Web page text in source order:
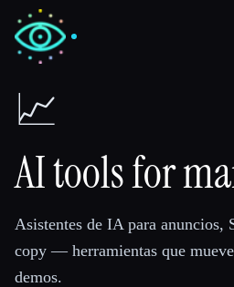
✍️
💻
🎓 Estudiantes
📈
AI tools for
Asistentes de IA para anuncios,
copy — herramientas que
demos.